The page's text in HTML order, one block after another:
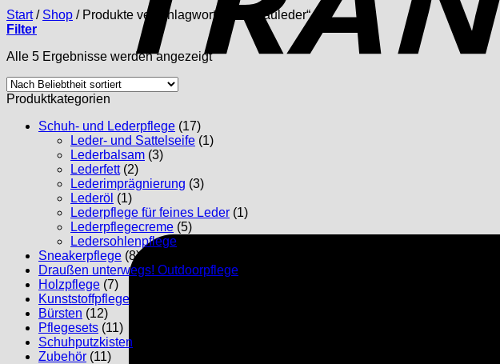
Start / Shop /Produkte verschlagwortet mit „Rauleder“
Filter
Alle 5 Ergebnisse werden angezeigtNach
Produktkategorien
Schuh- und Lederpflege (17)
Leder- und Sattelseife (1)
Lederbalsam (3)
Lederfett (2)
Lederimprägnierung (3)
Lederöl (1)
Lederpflege für feines Leder (1)
Lederpflegecreme (5)
Ledersohlenpflege
Sneakerpflege (8)
Draußen unterwegs! Outdoorpflege
Holzpflege (7)
Kunststoffpflege
Bürsten (12)
Pflegesets (11)
Schuhputzkisten
Zubehör (11)